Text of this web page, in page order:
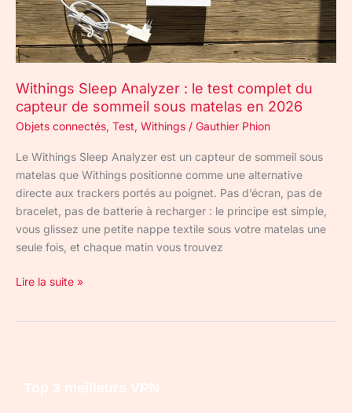
Withings Sleep Analyzer : le test complet du
capteur de sommeil sous matelas en 2026
Objets connectés, Test, Withings / Gauthier Phion
Le Withings Sleep Analyzer est un capteur de sommeil sous
matelas que Withings positionne comme une alternative
directe aux trackers portés au poignet. Pas d’écran, pas de
bracelet, pas de batterie à recharger : le principe est simple,
vous glissez une petite nappe textile sous votre matelas une
seule fois, et chaque matin vous trouvez
du
capteur
de
sous
matelas
en
Lire la suite »
Top 3 meilleurs VPN